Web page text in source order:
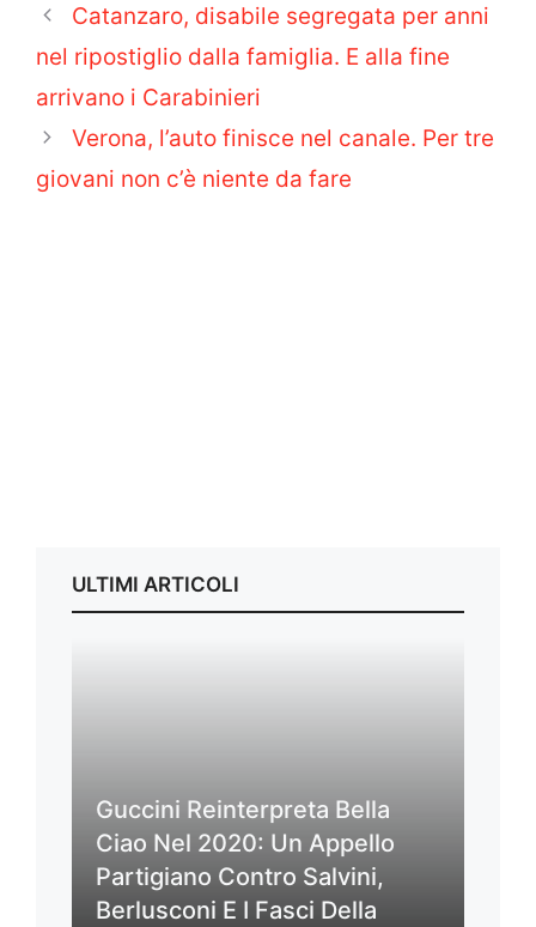
Catanzaro, disabile segregata per anni
nel ripostiglio dalla famiglia. E alla fine
arrivano i Carabinieri
Verona, l’auto finisce nel canale. Per tre
giovani non c’è niente da fare
ULTIMI ARTICOLI
Guccini Reinterpreta Bella
Ciao Nel 2020: Un Appello
Partigiano Contro Salvini,
Berlusconi E I Fasci Della